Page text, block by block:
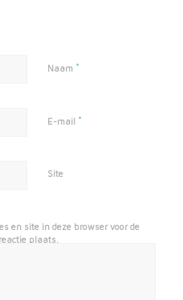
Naam *
E-mail *
Site
en site in deze browser voor de
plaats.